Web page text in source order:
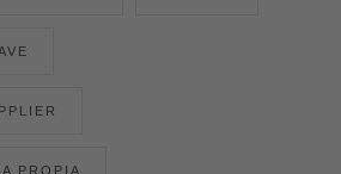
PROPIA